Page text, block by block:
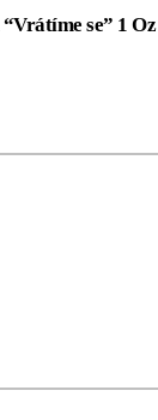
se” 1 Oz